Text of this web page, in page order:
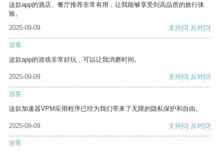
这款app的酒店、餐厅推荐非常有用，让我能够享受到高品质的旅行体
验。
2025-09-09
支持[0] 反对[0]
游客
这款app的游戏非常好玩，可以让我消磨时间。
2025-09-09 支持[0] 反对[0]
游客
这款加速器VPM应用程序已经为我们带来了无限的隐私保护和自由。
2025-09-09 支持[0] 反对[0]
游客